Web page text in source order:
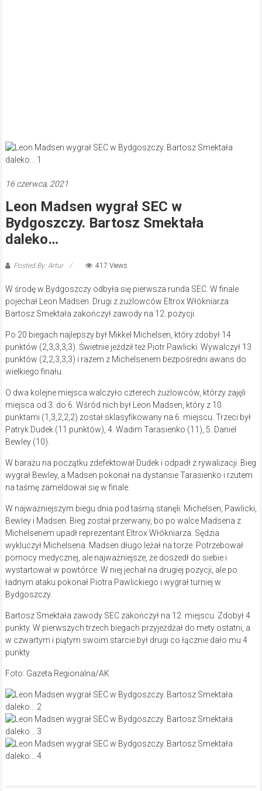
16 czerwca, 2021
Leon Madsen wygrał SEC w
Bydgoszczy. Bartosz Smektała
daleko…
Posted By: Artur 417 Views
W środę w Bydgoszczy odbyła się pierwsza runda SEC. W finale
pojechał Leon Madsen. Drugi z żużlowców Eltrox Włókniarza
Bartosz Smektała zakończył zawody na 12. pozycji.
Po 20 biegach najlepszy był Mikkel Michelsen, który zdobył 14
punktów (2,3,3,3,3). Świetnie jeździł też Piotr Pawlicki. Wywalczył 13
punktów (2,2,3,3,3) i razem z Michelsenem bezpośredni awans do
wielkiego finału.
O dwa kolejne miejsca walczyło czterech żużlowców, którzy zajęli
miejsca od 3. do 6. Wśród nich był Leon Madsen, który z 10
punktami (1,3,2,2,2) został sklasyfikowany na 6. miejscu. Trzeci był
Patryk Dudek (11 punktów), 4. Wadim Tarasienko (11), 5. Daniel
Bewley (10).
W barażu na początku zdefektował Dudek i odpadł z rywalizacji. Bieg
wygrał Bewley, a Madsen pokonał na dystansie Tarasienko i rzutem
na taśmę zameldował się w finale.
W najważniejszym biegu dnia pod taśmą stanęli: Michelsen, Pawlicki,
Bewley i Madsen. Bieg został przerwany, bo po walce Madsena z
Michelsenem upadł reprezentant Eltrox Włókniarza. Sędzia
wykluczył Michelsena. Madsen długo leżał na torze. Potrzebował
pomocy medycznej, ale najważniejsze, że doszedł do siebie i
wystartował w powtórce. W niej jechał na drugiej pozycji, ale po
ładnym ataku pokonał Piotra Pawlickiego i wygrał turniej w
Bydgoszczy.
Bartosz Smektała zawody SEC zakończył na 12. miejscu. Zdobył 4
punkty. W pierwszych trzech biegach przyjeżdżał do mety ostatni, a
w czwartym i piątym swoim starcie był drugi co łącznie dało mu 4
punkty.
Foto: Gazeta Regionalna/AK